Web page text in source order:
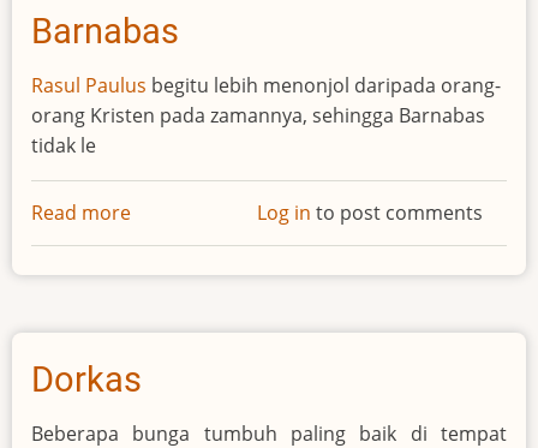
Barnabas
Rasul Paulus begitu lebih menonjol daripada orang-
orang Kristen pada zamannya, sehingga Barnabas
tidak le
Read more
Barnabas
Log in to post comments
Dorkas
Beberapa bunga tumbuh paling baik di tempat